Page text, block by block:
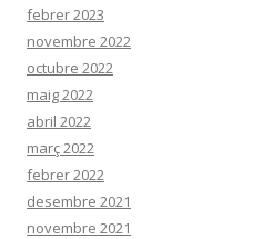
febrer 2023
novembre 2022
octubre 2022
maig 2022
abril 2022
març 2022
febrer 2022
desembre 2021
novembre 2021